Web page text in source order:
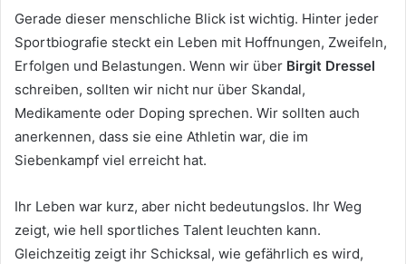
Gerade dieser menschliche Blick ist wichtig. Hinter jeder
Sportbiografie steckt ein Leben mit Hoffnungen, Zweifeln,
Erfolgen und Belastungen. Wenn wir über Birgit Dressel
schreiben, sollten wir nicht nur über Skandal,
Medikamente oder Doping sprechen. Wir sollten auch
anerkennen, dass sie eine Athletin war, die im
Siebenkampf viel erreicht hat.
Ihr Leben war kurz, aber nicht bedeutungslos. Ihr Weg
zeigt, wie hell sportliches Talent leuchten kann.
Gleichzeitig zeigt ihr Schicksal, wie gefährlich es wird,